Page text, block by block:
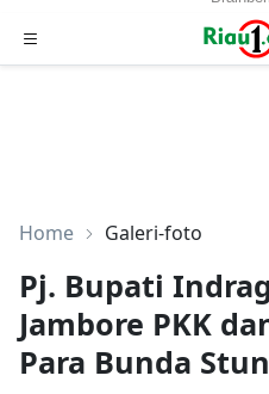
Home Galeri-foto
Pj. Bupati
Jambore PKK
Para Bunda